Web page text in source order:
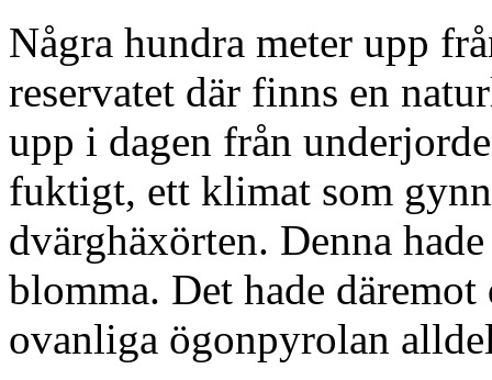
Några hundra meter upp
reservatet där finns en
upp i dagen från
fuktigt, ett klimat som
dvärghäxörten. Denna
blomma. Det hade
ovanliga ögonpyrolan